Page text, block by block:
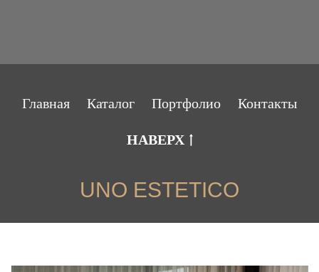
Главная Каталог Портфолио Контакты
НАВЕРХ
UNO ESTETICO